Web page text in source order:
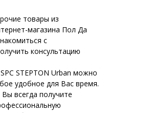
товары из
магазина Пол Да
с
консультацию
STEPTON Urban можно
удобное для Вас время.
всегда получите